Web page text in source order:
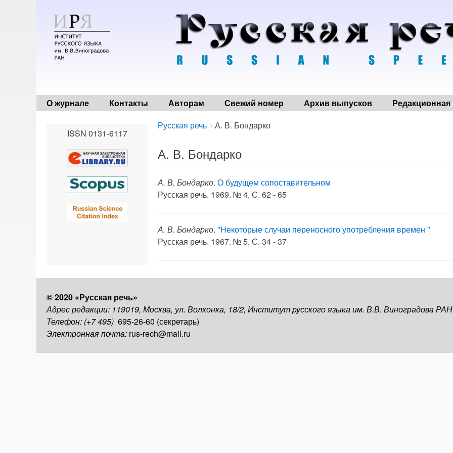
О журнале Контакты Авторам Свежий номер Архив выпусков Редакционная
Breadcrumbs
You
here:
Русская речь А. В. Бондарко
А. В. Бондарко
А. В. Бондарко. О будущем сопоставительном
Русская речь. 1969. № 4, С. 62 - 65
А. В. Бондарко. "Некоторые случаи переносного употребления времен "
Русская речь. 1967. № 5, С. 34 - 37
ISSN 0131-6117
© 2020 «Русская речь»
Адрес редакции: 119019, Москва, ул. Волхонка, 18/2, Институт русского языка им. В.В. Виноградова РАН
Телефон: (+7 495) 695-26-60 (секретарь)
Электронная почта: rus-rech@mail.ru